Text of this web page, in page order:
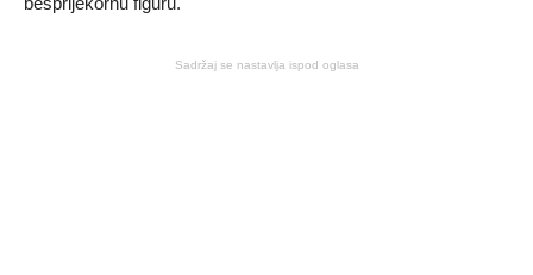
Sadržaj se nastavlja ispod oglasa